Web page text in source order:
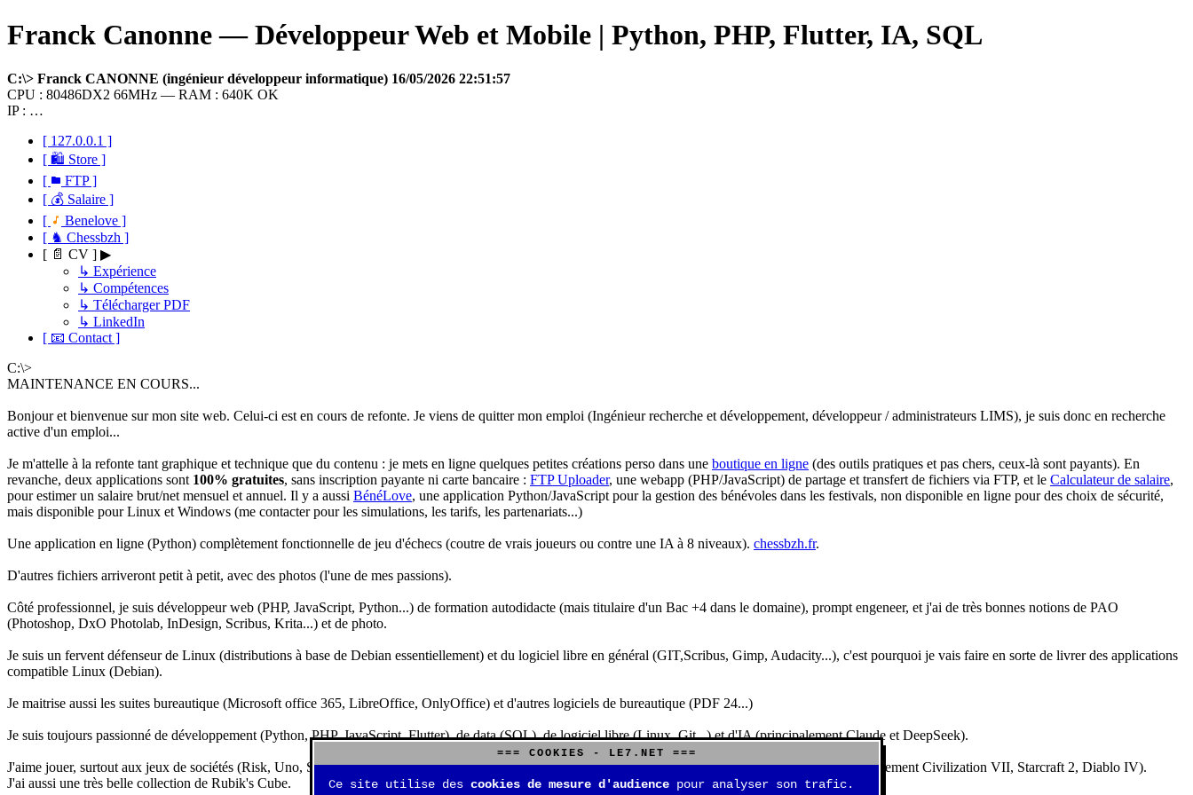
Franck Canonne — Développeur Web et Mobile | Python, PHP, Flutter, IA, SQL
C:\> Franck CANONNE (ingénieur développeur informatique) 16/05/2026 22:51:57
CPU : 80486DX2 66MHz — RAM : 640K OK
IP : …
[ 127.0.0.1 ]
[ 🛍 Store ]
[
FTP ]
[ 💰 Salaire ]
[
Benelove ]
[ ♞ Chessbzh ]
[ 📄 CV ] ▶
↳ Expérience
↳ Compétences
↳ Télécharger PDF
↳ LinkedIn
[ 📧 Contact ]
C:\>
MAINTENANCE EN COURS...
Bonjour et bienvenue sur mon site web. Celui-ci est en cours de refonte. Je viens de quitter mon emploi (Ingénieur recherche et développement, développeur / administrateurs LIMS), je suis donc en recherche
active d'un emploi...
Je m'attelle à la refonte tant graphique et technique que du contenu : je mets en ligne quelques petites créations perso dans une boutique en ligne (des outils pratiques et pas chers, ceux-là sont payants). En
revanche, deux applications sont 100% gratuites, sans inscription payante ni carte bancaire : FTP Uploader, une webapp (PHP/JavaScript) de partage et transfert de fichiers via FTP, et le Calculateur de salaire,
pour estimer un salaire brut/net mensuel et annuel. Il y a aussi BénéLove, une application Python/JavaScript pour la gestion des bénévoles dans les festivals, non disponible en ligne pour des choix de sécurité,
mais disponible pour Linux et Windows (me contacter pour les simulations, les tarifs, les partenariats...)
Une application en ligne (Python) complètement fonctionnelle de jeu d'échecs (coutre de vrais joueurs ou contre une IA à 8 niveaux). chessbzh.fr.
D'autres fichiers arriveront petit à petit, avec des photos (l'une de mes passions).
Côté professionnel, je suis développeur web (PHP, JavaScript, Python...) de formation autodidacte (mais titulaire d'un Bac +4 dans le domaine), prompt engeneer, et j'ai de très bonnes notions de PAO
(Photoshop, DxO Photolab, InDesign, Scribus, Krita...) et de photo.
Je suis un fervent défenseur de Linux (distributions à base de Debian essentiellement) et du logiciel libre en général (GIT,Scribus, Gimp, Audacity...), c'est pourquoi je vais faire en sorte de livrer des applications
compatible Linux (Debian).
Je maitrise aussi les suites bureautique (Microsoft office 365, LibreOffice, OnlyOffice) et d'autres logiciels de bureautique (PDF 24...)
Je suis toujours passionné de développement (Python, PHP, JavaScript, Flutter), de data (SQL), de logiciel libre (Linux, Git...) et d'IA (principalement Claude et DeepSeek).
J'aime jouer, surtout aux jeux de sociétés (Risk, Uno, Scrabble...), mais aussi aux jeux de stratégie (Echecs, Go, Quarto, Tock...) et aux jeux vidéos (essentiellement Civilization VII, Starcraft 2, Diablo IV).
J'ai aussi une très belle collection de Rubik's Cube.
=== COOKIES - LE7.NET ===
Ce site utilise des cookies de mesure d'audience pour analyser son trafic.